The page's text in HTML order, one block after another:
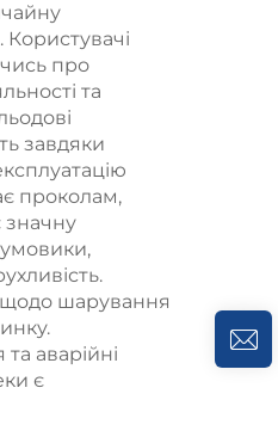
про
та
завдяки
проколам,
значну
щодо шарування
аварійні
є